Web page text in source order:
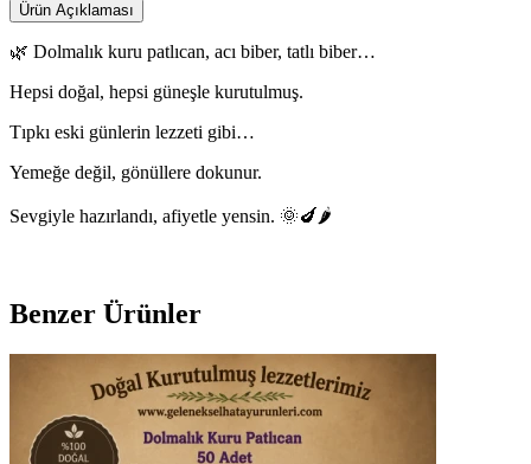
Ürün Açıklaması
🌿 Dolmalık kuru patlıcan, acı biber, tatlı biber…
Hepsi doğal, hepsi güneşle kurutulmuş.
Tıpkı eski günlerin lezzeti gibi…
Yemeğe değil, gönüllere dokunur.
Sevgiyle hazırlandı, afiyetle yensin. 🌞🍆🌶️
Benzer Ürünler